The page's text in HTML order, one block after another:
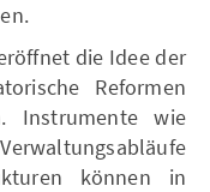
die Idee der
Reformen
Instrumente wie
können in